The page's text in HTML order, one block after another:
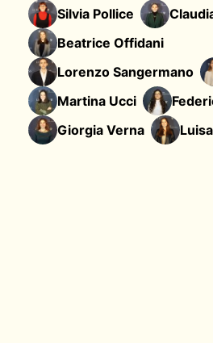
Silvia Pollice
Beatrice Offidani
Lorenzo Sangermano
Martina Ucci
Giorgia Verna